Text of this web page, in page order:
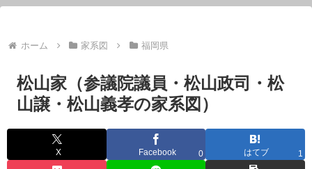
ホーム 家系図 福岡県
松山家（参議院議員・松山政司・松
山譲・松山義孝の家系図）
X Facebook 0 はてブ 1